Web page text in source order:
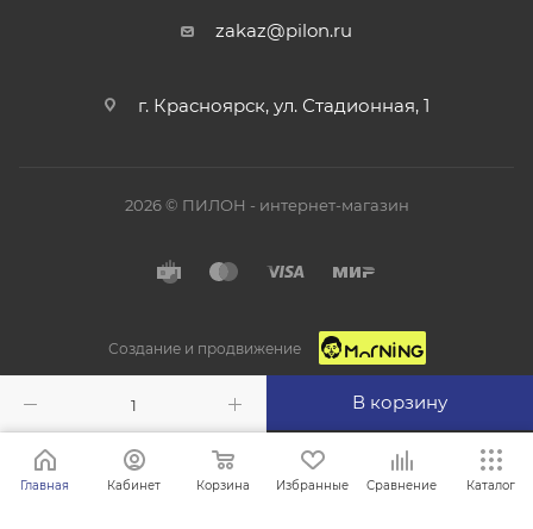
В корзину
zakaz@pilon.ru
г. Красноярск, ул. Стадионная, 1
2026 © ПИЛОН - интернет-магазин
Создание и продвижение
Главная Кабинет Корзина Избранные Сравнение Каталог